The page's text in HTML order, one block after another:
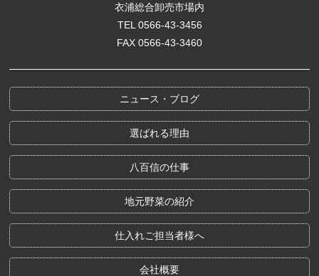
衣浦総合卸売市場内
TEL 0566-43-3456
FAX 0566-43-3460
ニュース・ブログ
選ばれる理由
八百信の仕事
地元野菜の紹介
仕入れご担当者様へ
会社概要